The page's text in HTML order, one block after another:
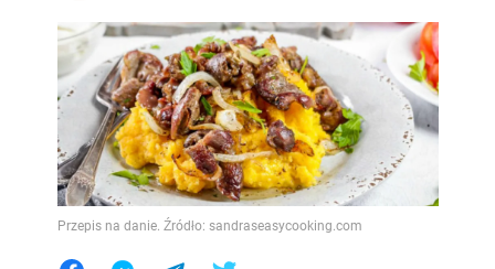
Przepis na danie. Źródło: sandraseasycooking.com